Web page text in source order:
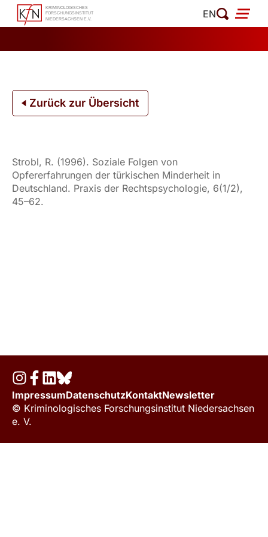
Zum
Inhalt
EN
Zurück zur Übersicht
Strobl, R. (1996). Soziale Folgen von
Opfererfahrungen der türkischen Minderheit in
Deutschland. Praxis der Rechtspsychologie, 6(1/2),
45–62.
ImpressumDatenschutzKontaktNewsletter
© Kriminologisches Forschungsinstitut Niedersachsen
e. V.